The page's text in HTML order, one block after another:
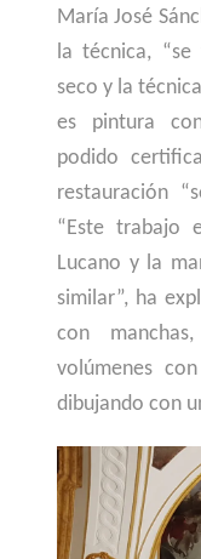
María José
la técnica,
seco y la
es pintura
podido
restauración
“Este trabajo
Lucano y la
similar”, ha
con
volúmenes
dibujando con